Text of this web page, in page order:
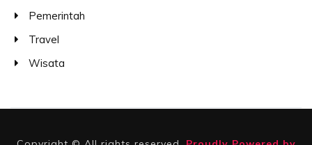
Pemerintah
Travel
Wisata